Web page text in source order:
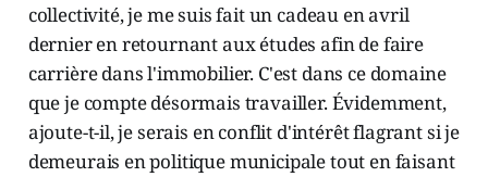
collectivité, je me suis fait un cadeau en avril
dernier en retournant aux études afin de faire
carrière dans l'immobilier. C'est dans ce domaine
que je compte désormais travailler. Évidemment,
ajoute-t-il, je serais en conflit d'intérêt flagrant si je
demeurais en politique municipale tout en faisant